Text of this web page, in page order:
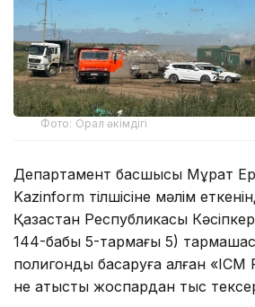
Фото: Орал әкімдігі
Департамент басшысы Мұрат
Kazinform тілшісіне мәлім
Қазақстан Республикасы
144-бабы 5-тармағы 5)
полигонды басқаруға алған
не қатысты жоспардан тыс